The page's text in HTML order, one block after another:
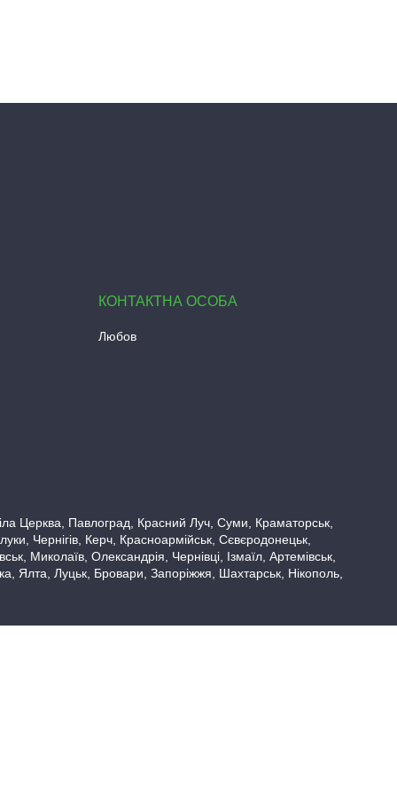
Любов
Церква, Павлоград, Красний Луч, Суми, Краматорськ,
Чернігів, Керч, Красноармійськ, Сєвєродонецьк,
Миколаїв, Олександрія, Чернівці, Ізмаїл, Артемівськ,
Ялта, Луцьк, Бровари, Запоріжжя, Шахтарськ, Нікополь,